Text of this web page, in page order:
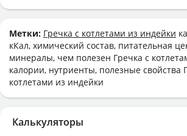
Метки: Гречка с котлетами из индейки
кКал, химический состав, питательная
минералы, чем полезен Гречка с
калории, нутриенты, полезные свойства
котлетами из индейки
Калькуляторы